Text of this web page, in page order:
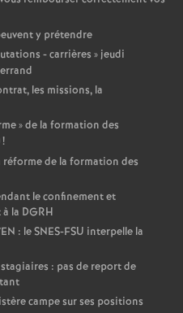
y prétendre
- carrières » jeudi
les missions, la
» de la formation des
!
réforme de la formation des
le confinement et
la DGRH
: le SNES-FSU interpelle la
: pas de report de
campe sur ses positions